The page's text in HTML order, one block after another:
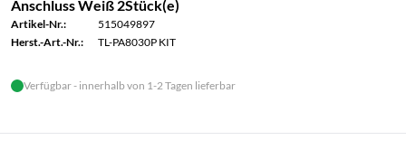
Anschluss Weiß 2Stück(e)
Artikel-Nr.:
515049897
Herst.-Art.-Nr.:
TL-PA8030P KIT
Verfügbar - innerhalb von 1-2 Tagen lieferbar